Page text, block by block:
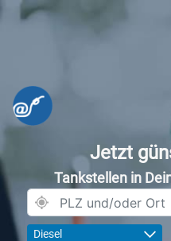
Jetzt
Tankstellen in
Diesel